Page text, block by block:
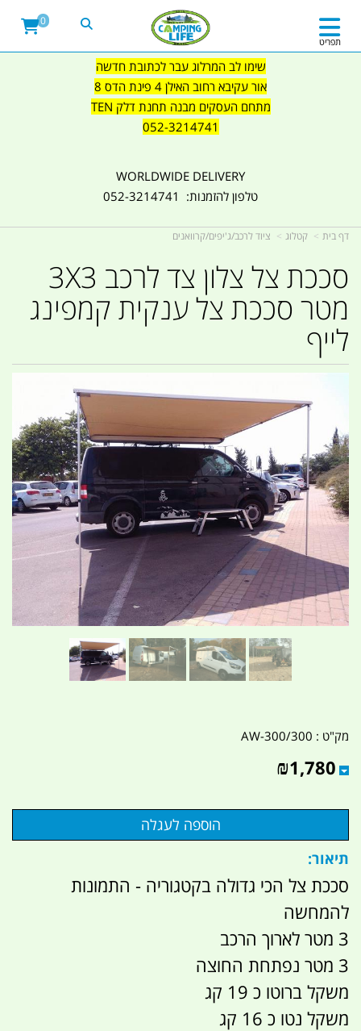
שימו לב המרלוג עבר לכתובת חדשה
אור עקיבא רחוב האילן 4 פינת הדס 8
מתחם העסקים מבנה תחנת דלק TEN
052-3214741
WORLDWIDE DELIVERY
טלפון להזמנות: 052-3214741
תפריט
0
דף בית קטלוג ציוד לרכב/ג'יפים/קרוואנים
סככת צל צלון צד לרכב 3X3
מטר סככת צל ענקית קמפינג
לייף
מק"ט : AW-300/300
₪1,780
תיאור:
סככת צל הכי גדולה בקטגוריה - התמונות
להמחשה
3 מטר לארוך הרכב
3 מטר נפתחת החוצה
משקל ברוטו כ 19 קג
משקל נטו כ 16 קג